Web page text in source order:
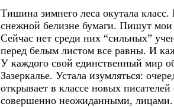
Тишина зимнего леса окутала класс.
снежной белизне бумаги. Пишут мои
Сейчас нет среди них “сильных”
перед белым листом все равны. И
У каждого свой единственный мир
Зазеркалье. Устала изумляться:
открывает в классе новых
совершенно неожиданными, лицами.